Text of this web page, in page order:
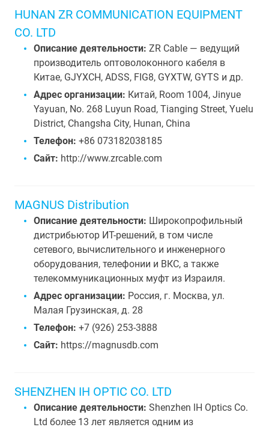
HUNAN ZR COMMUNICATION EQUIPMENT
CO. LTD
Описание деятельности: ZR Cable — ведущий
производитель оптоволоконного кабеля в
Китае, GJYXCH, ADSS, FIG8, GYXTW, GYTS и др.
Адрес организации: Китай, Room 1004, Jinyue
Yayuan, No. 268 Luyun Road, Tianging Street, Yuelu
District, Changsha City, Hunan, China
Телефон: +86 073182038185
Сайт: http://www.zrcable.com
MAGNUS Distribution
Описание деятельности: Широкопрофильный
дистрибьютор ИТ-решений, в том числе
сетевого, вычислительного и инженерного
оборудования, телефонии и ВКС, а также
телекоммуникационных муфт из Израиля.
Адрес организации: Россия, г. Москва, ул.
Малая Грузинская, д. 28
Телефон: +7 (926) 253-3888
Сайт: https://magnusdb.com
SHENZHEN IH OPTIC CO. LTD
Описание деятельности: Shenzhen lH Optics Co.
Ltd более 13 лет является одним из